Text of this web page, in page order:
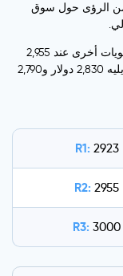
من الرؤى حول سوق
وتقف المقاومة الرئيسية عند 2,923 دولار، مع مستويات أخرى عند 2,955
دولار و3,000 دولار. ويقع الدعم عند 2,860 دولار، يليه 2,830 دولار و2,790
R1: 2923
R2: 2955
R3: 3000